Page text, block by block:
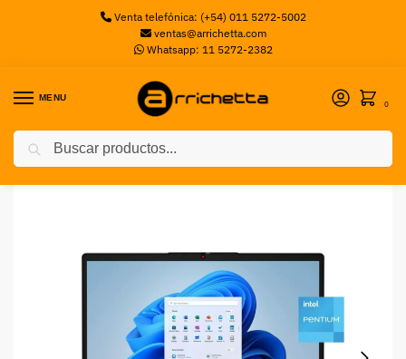
Venta telefónica: (+54) 011 5272-5002
ventas@arrichetta.com
Whatsapp: 11 5272-2382
MENU
0
Inicio Notebooks / Notebook CX Barbone N5030, Intel® Pentium® Silver N5030, 8GB Ram, 480GB SSD, 14.1″ HD, Windows 11 Home